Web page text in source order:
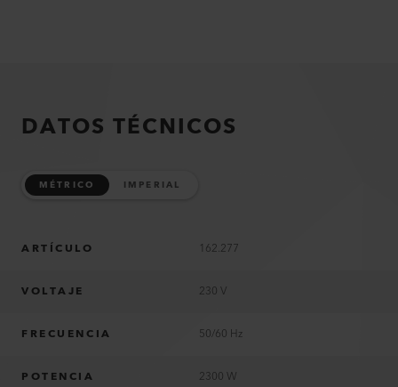
DATOS TÉCNICOS
MÉTRICO IMPERIAL
ARTÍCULO 162.277
VOLTAJE 230 V
FRECUENCIA 50/60 Hz
POTENCIA 2300 W